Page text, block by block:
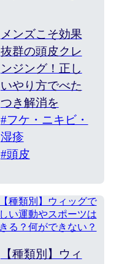
メンズこそ効果
抜群の頭皮クレ
ンジング！正し
いやり方でべた
つき解消を
#フケ・ニキビ・
湿疹
#頭皮
【種類別】ウィ